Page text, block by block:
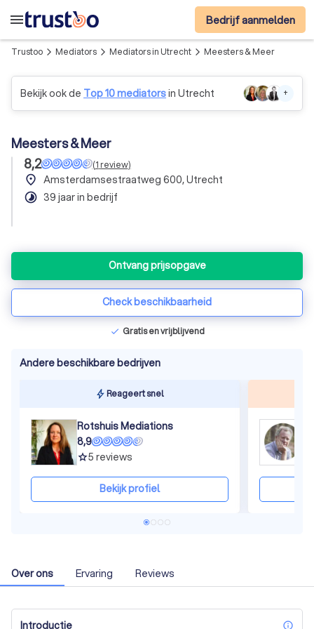
menu Bedrijf aanmelden
Trustoo arrow_forward_ios Mediators arrow_forward_ios Mediators in Utrecht arrow_forward_ios Meesters & Meer
Bekijk ook de Top 10 mediatorsin Utrecht +
Meesters & Meer
8,2
(1review)
place Amsterdamsestraatweg 600, Utrecht
timelapse 39 jaar in bedrijf
Ontvang prijsopgave
Check beschikbaarheid
check Gratis en vrijblijvend
Andere beschikbare bedrijven
Reageert snel
Rotshuis Mediations
8,9
grade5 reviews
Bekijk profiel
Over ons Ervaring Reviews
Introductie